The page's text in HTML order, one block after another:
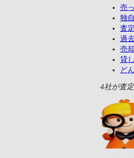
売
独
査
過
売
貸
ど
4社が査